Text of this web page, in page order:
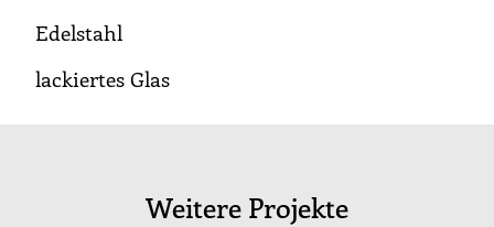
Edelstahl
lackiertes Glas
Weitere Projekte